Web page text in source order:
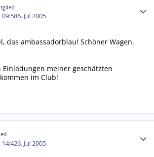
09:586. Jul 2005
das ambassadorblau! Schöner Wagen.
Einladungen meiner geschätzten
im Club!
14:426. Jul 2005